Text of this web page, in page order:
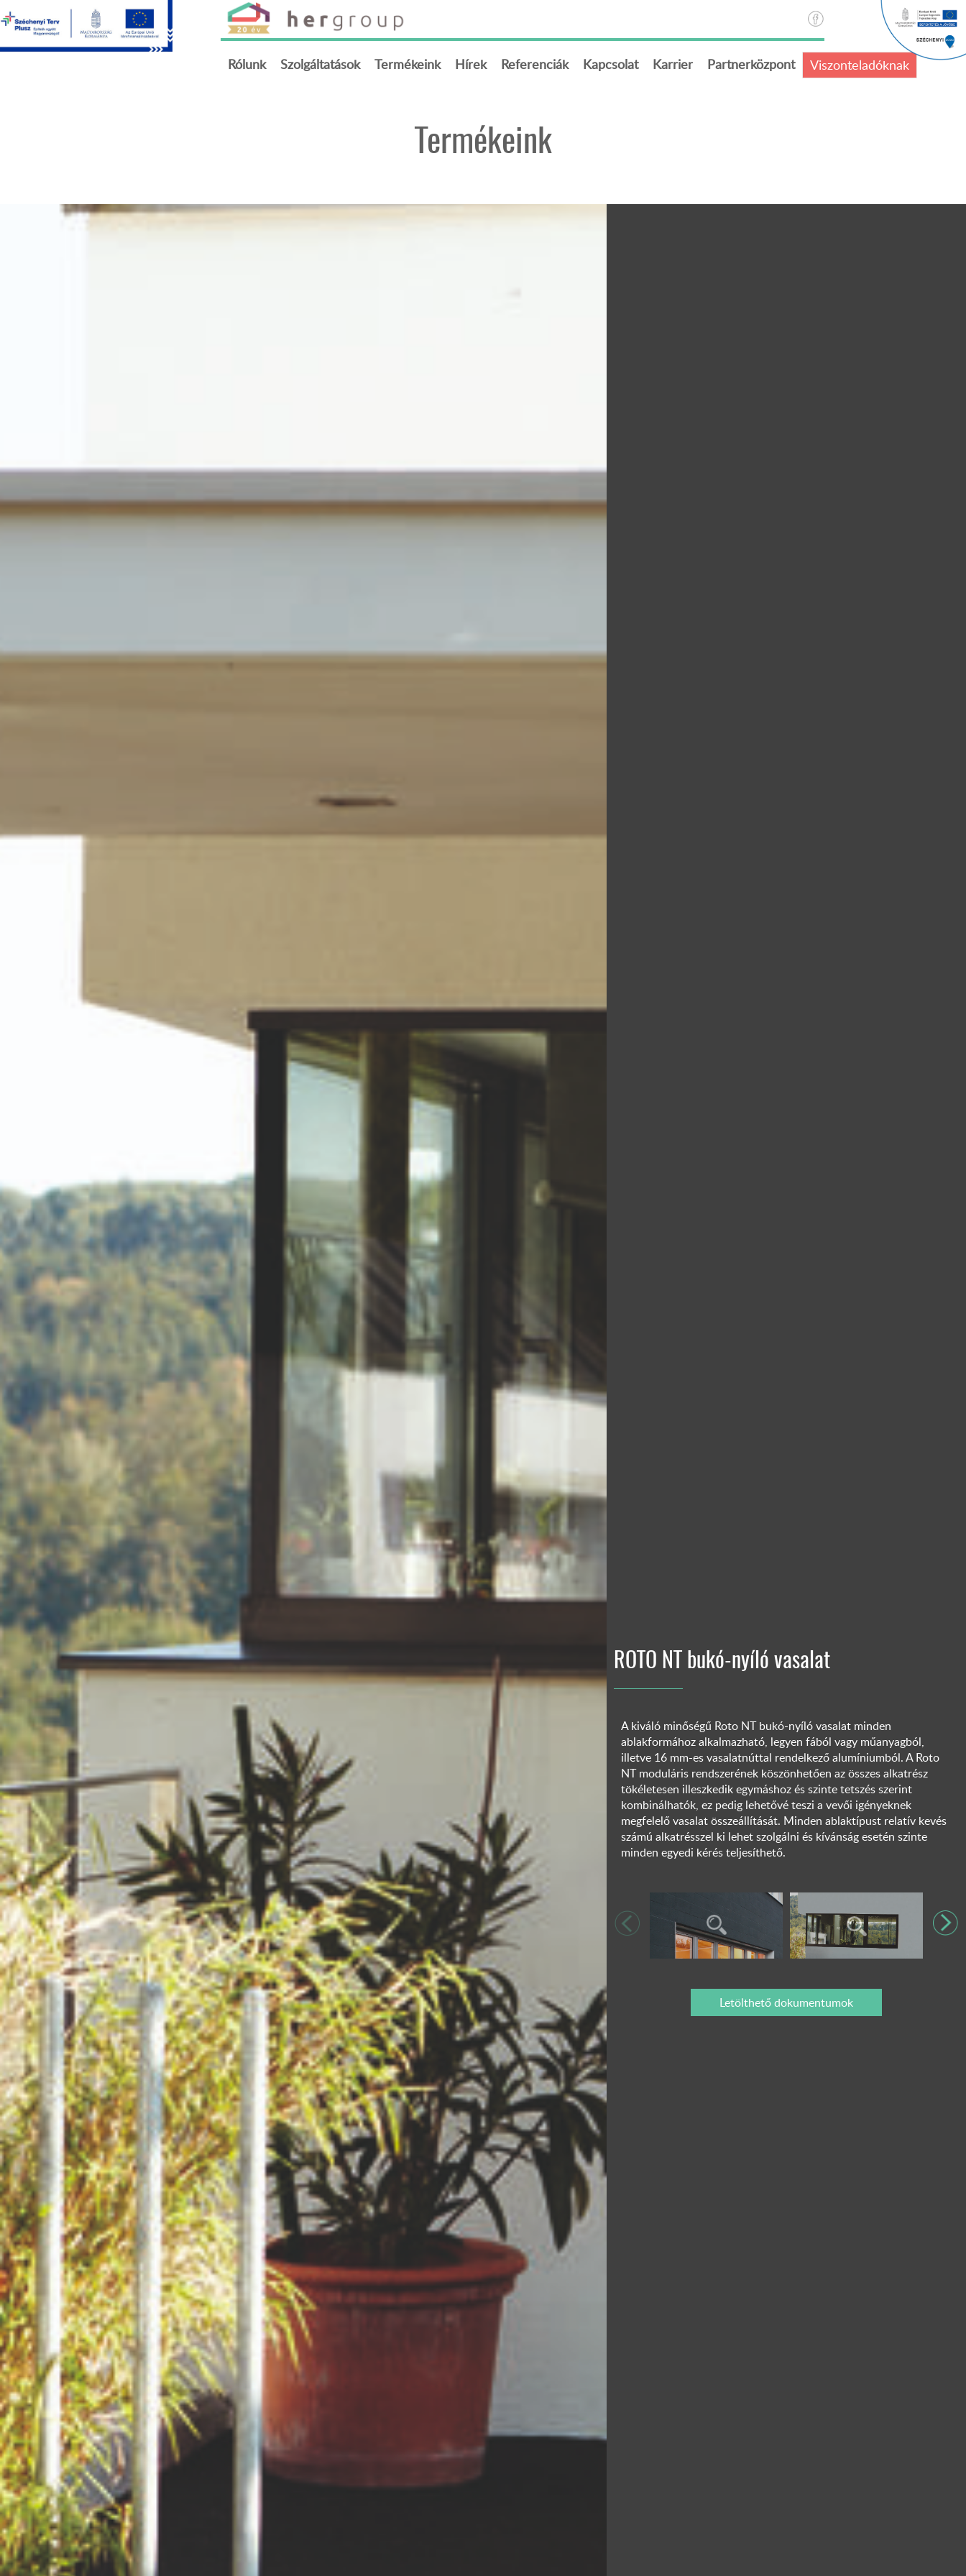
Rólunk Szolgáltatások Termékeink Hírek Referenciák Kapcsolat Karrier Partnerközpont Viszonteladóknak
Termékeink
ROTO NT bukó-nyíló vasalat
A kiváló minőségű Roto NT bukó-nyíló vasalat minden
ablakformához alkalmazható, legyen fából vagy műanyagból,
illetve 16 mm-es vasalatnúttal rendelkező alumíniumból. A Roto
NT moduláris rendszerének köszönhetően az összes alkatrész
tökéletesen illeszkedik egymáshoz és szinte tetszés szerint
kombinálhatók, ez pedig lehetővé teszi a vevői igényeknek
megfelelő vasalat összeállítását. Minden ablaktípust relatív kevés
számú alkatrésszel ki lehet szolgálni és kívánság esetén szinte
minden egyedi kérés teljesíthető.
Letölthető dokumentumok